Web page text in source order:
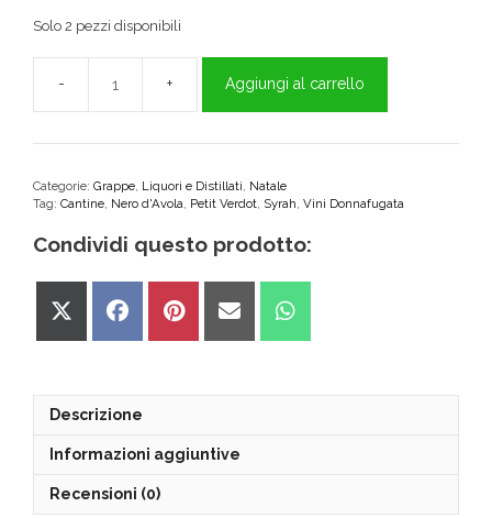
Solo 2 pezzi disponibili
Grappa
di
Mille
una
Notte
"Donnafugata"
Astuccio
quantità
Aggiungi al carrello
Categorie: Grappe, Liquori e Distillati, Natale
Tag: Cantine, Nero d'Avola, Petit Verdot, Syrah, Vini Donnafugata
Condividi questo prodotto:
Share
Share
Share
Share
Share
Descrizione
Informazioni aggiuntive
Recensioni (0)